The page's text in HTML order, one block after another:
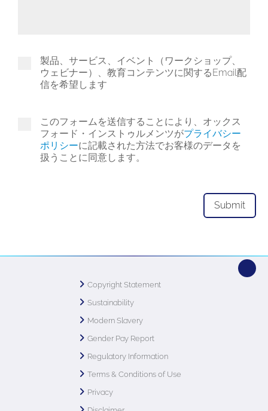
製品、サービス、イベント（ワークショップ、
ウェビナー）、教育コンテンツに関するEmail配
信を希望します
このフォームを送信することにより、オックス
フォード・インストゥルメンツがプライバシー
ポリシーに記載された方法でお客様のデータを
扱うことに同意します。
Copyright Statement
Sustainability
Modern Slavery
Gender Pay Report
Regulatory Information
Terms & Conditions of Use
Privacy